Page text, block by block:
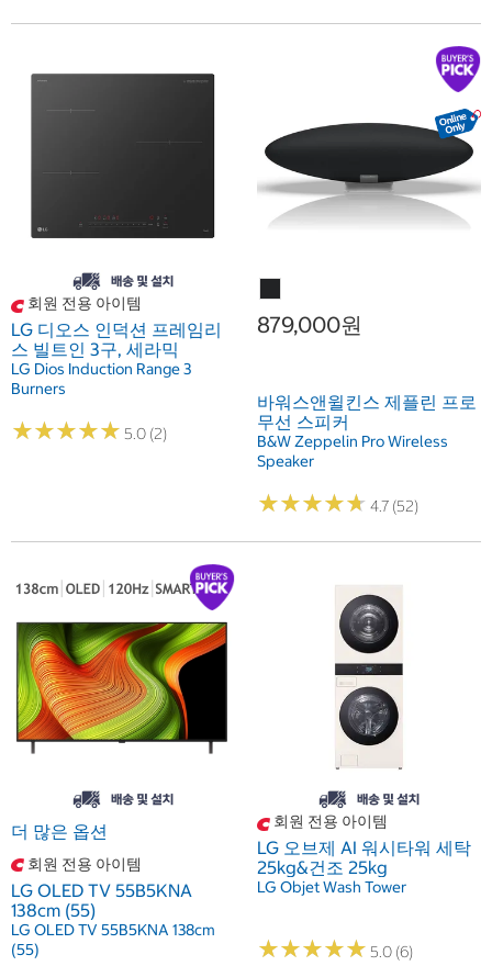
회원 전용 아이템
LG 디오스 인덕션 프레임리
스 빌트인 3구, 세라믹
LG Dios Induction Range 3
Burners
★★★★★
★★★★★ 5.0 (2)
879,000원
바워스앤윌킨스 제플린 프로
무선 스피커
B&W Zeppelin Pro Wireless
Speaker
★★★★★
★★★★★ 4.7 (52)
더 많은 옵션
회원 전용 아이템
LG OLED TV 55B5KNA
138cm (55)
LG OLED TV 55B5KNA 138cm
(55)
회원 전용 아이템
LG 오브제 AI 워시타워 세탁
25kg&건조 25kg
LG Objet Wash Tower
★★★★★
★★★★★ 5.0 (6)